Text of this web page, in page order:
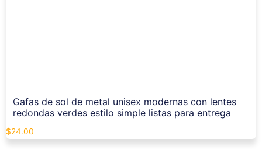
Gafas de sol de metal unisex modernas con lentes
redondas verdes estilo simple listas para entrega
$24.00